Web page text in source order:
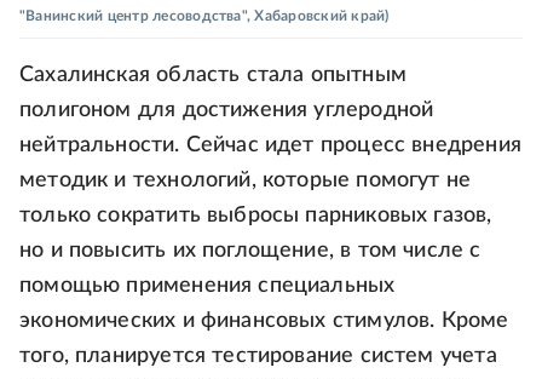
"Ванинский центр лесоводства", Хабаровский край)
Сахалинская область стала опытным
полигоном для достижения углеродной
нейтральности. Сейчас идет процесс внедрения
методик и технологий, которые помогут не
только сократить выбросы парниковых газов,
но и повысить их поглощение, в том числе с
помощью применения специальных
экономических и финансовых стимулов. Кроме
того, планируется тестирование систем учета